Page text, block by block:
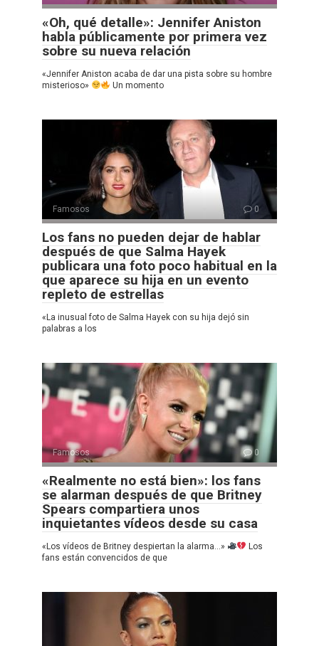
«Oh, qué detalle»: Jennifer Aniston
habla públicamente por primera vez
sobre su nueva relación
«Jennifer Aniston acaba de dar una pista sobre su hombre
misterioso»
Un momento
Famosos 0
Los fans no pueden dejar de hablar
después de que Salma Hayek
publicara una foto poco habitual en la
que aparece su hija en un evento
repleto de estrellas
«La inusual foto de Salma Hayek con su hija dejó sin
palabras a los
Famosos 0
«Realmente no está bien»: los fans
se alarman después de que Britney
Spears compartiera unos
inquietantes vídeos desde su casa
«Los vídeos de Britney despiertan la alarma…»
Los
fans están convencidos de que